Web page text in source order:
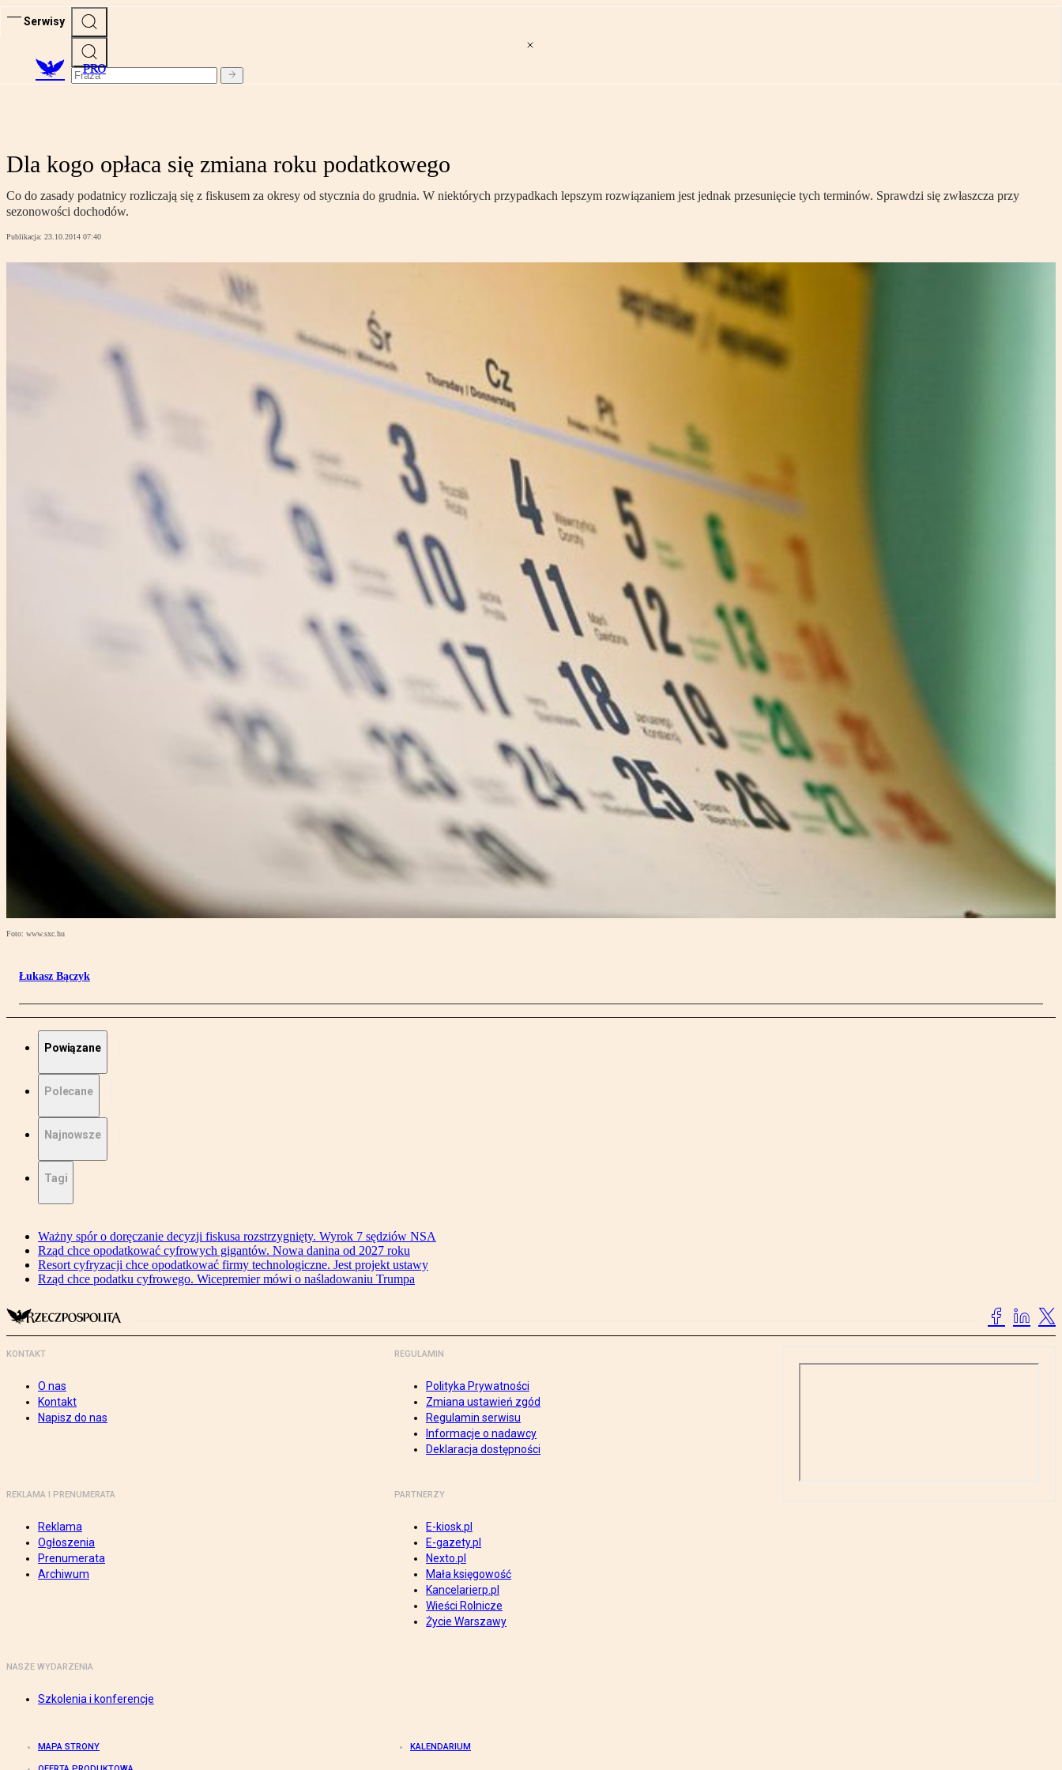
Serwisy
PRO
Dla kogo opłaca się zmiana roku podatkowego
Co do zasady podatnicy rozliczają się z fiskusem za okresy od stycznia do grudnia. W niektórych przypadkach lepszym rozwiązaniem jest jednak przesunięcie tych terminów. Sprawdzi się zwłaszcza przy
sezonowości dochodów.
Publikacja: 23.10.2014 07:40
Foto: www.sxc.hu
Łukasz Bączyk
Powiązane
Polecane
Najnowsze
Tagi
Ważny spór o doręczanie decyzji fiskusa rozstrzygnięty. Wyrok 7 sędziów NSA
Rząd chce opodatkować cyfrowych gigantów. Nowa danina od 2027 roku
Resort cyfryzacji chce opodatkować firmy technologiczne. Jest projekt ustawy
Rząd chce podatku cyfrowego. Wicepremier mówi o naśladowaniu Trumpa
KONTAKT
O nas
Kontakt
Napisz do nas
REGULAMIN
Polityka Prywatności
Zmiana ustawień zgód
Regulamin serwisu
Informacje o nadawcy
Deklaracja dostępności
REKLAMA I PRENUMERATA
Reklama
Ogłoszenia
Prenumerata
Archiwum
PARTNERZY
E-kiosk.pl
E-gazety.pl
Nexto.pl
Mała księgowość
Kancelarierp.pl
Wieści Rolnicze
Życie Warszawy
NASZE WYDARZENIA
Szkolenia i konferencje
MAPA STRONY KALENDARIUM